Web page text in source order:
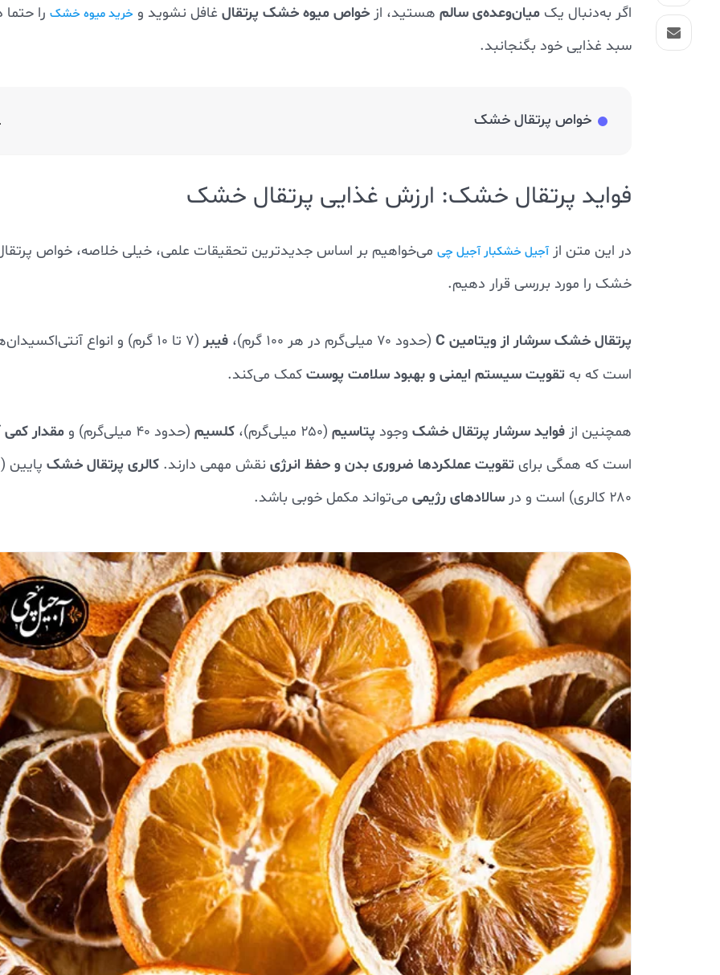
اگر به‌دنبال یک میان‌‌وعده‌ی سالم هستید، از خواص میوه خشک پرتقال غافل نشوید و خرید میوه خشک را حتما
سبد غذایی خود بگنجانبد.
خواص پرتقال خشک
فواید پرتقال خشک: ارزش غذایی پرتقال خشک
در این متن ازآجیل خشکبار آجیل چی می‌خواهیم بر اساس جدیدترین تحقیقات علمی، خیلی خلاصه، خواص
خشک را مورد بررسی قرار دهیم.
پرتقال خشک سرشار از ویتامین C (حدود ۷۰ میلی‌گرم در هر ۱۰۰ گرم)، فیبر
(۷ تا ۱۰ گرم) و انواع
است که به تقویت سیستم ایمنی و بهبود سلامت پوست کمک می‌کند.
همچنین از فواید سرشار پرتقال خشک وجود پتاسیم (۲۵۰ میلی‌گرم)، کلسیم (حدود ۴۰ میلی‌گرم) و
مقدار
است که همگی برای تقویت عملکردها ضروری بدن و حفظ انرژی نقش مهمی دارند. کالری پرتقال خشک پایین
۲۸۰ کالری) است و در
سالادهای رژیمی می‌تواند مکمل خوبی باشد.